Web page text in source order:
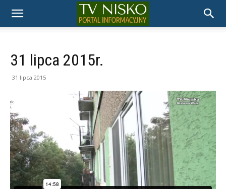
TELEWIZJA
NISKO
31 lipca 2015r.
31 lipca 2015